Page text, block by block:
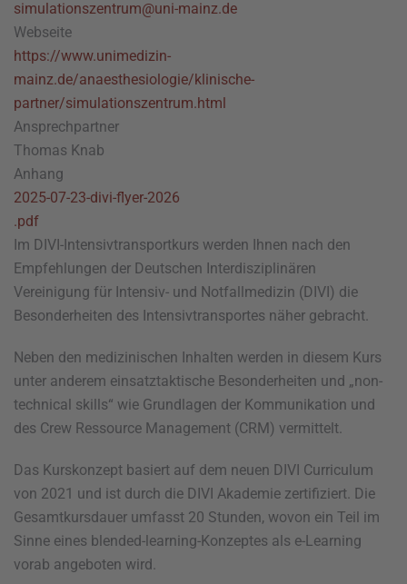
simulationszentrum@uni-mainz.de
Webseite
https://www.unimedizin-
mainz.de/anaesthesiologie/klinische-
partner/simulationszentrum.html
Ansprechpartner
Thomas Knab
Anhang
2025-07-23-divi-flyer-2026
.pdf
Im DIVI-Intensivtransportkurs werden Ihnen nach den
Empfehlungen der Deutschen Interdisziplinären
Vereinigung für Intensiv- und Notfallmedizin (DIVI) die
Besonderheiten des Intensivtransportes näher gebracht.
Neben den medizinischen Inhalten werden in diesem Kurs
unter anderem einsatztaktische Besonderheiten und „non-
technical skills“ wie Grundlagen der Kommunikation und
des Crew Ressource Management (CRM) vermittelt.
Das Kurskonzept basiert auf dem neuen DIVI Curriculum
von 2021 und ist durch die DIVI Akademie zertifiziert. Die
Gesamtkursdauer umfasst 20 Stunden, wovon ein Teil im
Sinne eines blended-learning-Konzeptes als e-Learning
vorab angeboten wird.